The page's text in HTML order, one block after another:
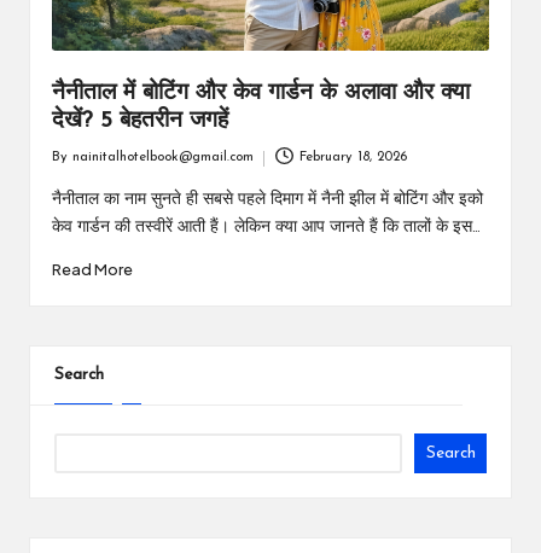
नैनीताल में बोटिंग और केव गार्डन के अलावा और क्या
देखें? 5 बेहतरीन जगहें
by
By nainitalhotelbook@gmail.com February 18, 2026
नैनीताल का नाम सुनते ही सबसे पहले दिमाग में नैनी झील में बोटिंग और इको
केव गार्डन की तस्वीरें आती हैं। लेकिन क्या आप जानते हैं कि तालों के इस…
Read More
Search
Search